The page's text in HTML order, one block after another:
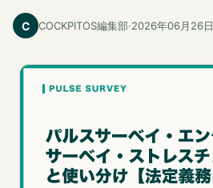
C COCKPITOS編集部·2026年06月26日